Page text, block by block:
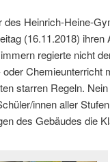
des Heinrich-Heine-
(16.11.2018) ihren
regierte nicht
oder Chemieunterricht
starren Regeln.
innen aller
des Gebäudes die